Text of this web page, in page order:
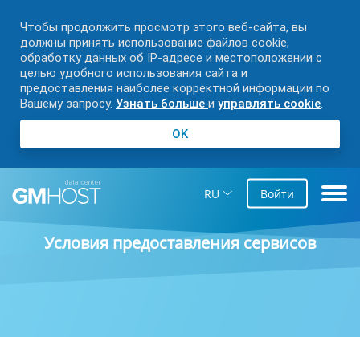
Чтобы продолжить просмотр этого веб-сайта, вы
должны принять использование файлов cookie,
обработку данных об IP-адресе и местоположении с
целью удобного использования сайта и
предоставления наиболее корректной информации по
Вашему запросу. Узнать больше и управлять cookie.
OK
RU Войти
Условия предоставления сервисов